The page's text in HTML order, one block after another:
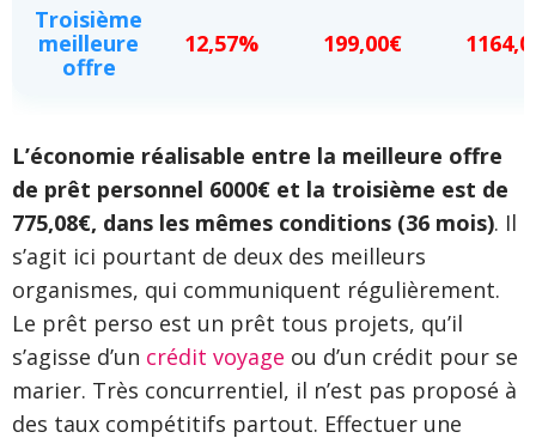
Troisième
meilleure
offre
12,57% 199,00€
L’économie réalisable entre la meilleure offre
de prêt personnel 6000€ et la troisième est de
775,08€, dans les mêmes conditions (36 mois). Il
s’agit ici pourtant de deux des meilleurs
organismes, qui communiquent régulièrement.
Le prêt perso est un prêt tous projets, qu’il
s’agisse d’un crédit voyage ou d’un crédit pour se
marier. Très concurrentiel, il n’est pas proposé à
des taux compétitifs partout. Effectuer une